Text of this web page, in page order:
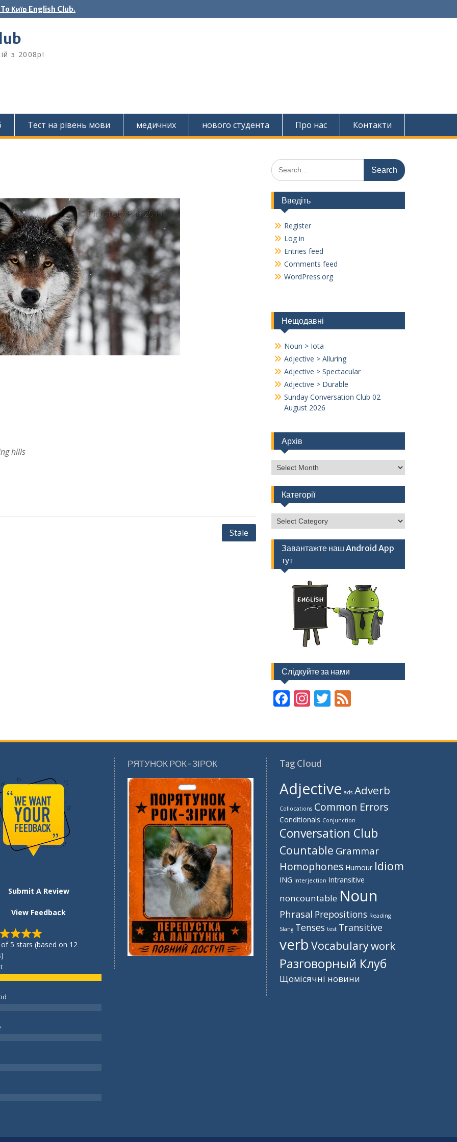
Київ English Club.
з 2008р!
Тест на рівень мови медичних нового студента Про нас Контакти
hills
Stale
Search
for:
Введіть
Register
Log in
Entries feed
Comments feed
WordPress.org
Нещодавні
Noun > Iota
Adjective > Alluring
Adjective > Spectacular
Adjective > Durable
Sunday Conversation Club 02
August 2026
Архів
Архів
Категорії
Категорії
Завантажте наш Android App
тут
Слідкуйте за нами
F
b
o
o
k
In
gr
a
m
T
er
F
d
Submit A Review
View Feedback
5 stars (based on 12
РЯТУНОК РОК-ЗІРОК Tag Cloud
Adjective ads Adverb
Collocations Common Errors
Conditionals Conjunction
Conversation Club
Countable Grammar
Homophones Humour Idiom
ING Interjection Intransitive
noncountable Noun
Phrasal Prepositions Reading
Slang Tenses test Transitive
verb Vocabularywork
Разговорный Клуб
Щомісячні новини